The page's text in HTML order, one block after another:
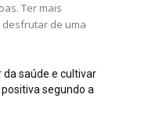
Ter mais
de uma
da saúde e cultivar
segundo a